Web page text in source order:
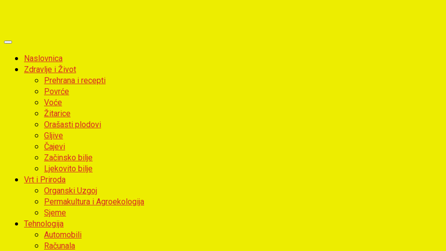
Primary
MenuNaslovnica
Zdravlje i Život
Prehrana i recepti
Povrće
Voće
Žitarice
Orašasti plodovi
Gljive
Čajevi
Začinsko bilje
Ljekovito bilje
Vrt i Priroda
Organski Uzgoj
Permakultura i Agroekologija
Sjeme
Tehnologija
Automobili
Računala